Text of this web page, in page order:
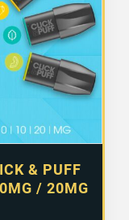
1 avis
& PUFF
/ 20MG